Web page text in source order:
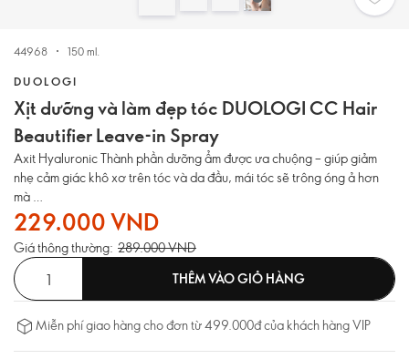
44968 150 ml.
DUOLOGI
Xịt dưỡng và làm đẹp tóc DUOLOGI CC Hair
Beautifier Leave-in Spray
Axit Hyaluronic Thành phần dưỡng ẩm được ưa chuộng – giúp giảm
nhẹ cảm giác khô xơ trên tóc và da đầu, mái tóc sẽ trông óng ả hơn
mà
không cảm thấy bết dính (cả trên tóc và da tay!).
229.000 VND
Giá thông thường: 289.000 VND
THÊM VÀO GIỎ HÀNG
Miễn phí giao hàng cho đơn từ 499.000đ của khách hàng VIP